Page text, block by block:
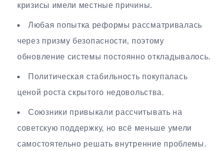
кризисы имели местные причины.
Любая попытка реформы рассматривалась
через призму безопасности, поэтому
обновление системы постоянно откладывалось.
Политическая стабильность покупалась
ценой роста скрытого недовольства.
Союзники привыкали рассчитывать на
советскую поддержку, но всё меньше умели
самостоятельно решать внутренние проблемы.